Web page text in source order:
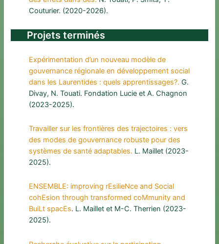
Couturier. (2020-2026).
Projets terminés
Expérimentation d’un nouveau modèle de
gouvernance régionale en développement social
dans les Laurentides : quels apprentissages?. G.
Divay, N. Touati. Fondation Lucie et A. Chagnon
(2023-2025).
Travailler sur les frontières des trajectoires : vers
des modes de gouvernance robuste pour des
systèmes de santé adaptables. L. Maillet (2023-
2025).
ENSEMBLE: improving rEsilieNce and Social
cohEsion through transformed coMmunity and
BuiLt spacEs. L. Maillet et M-C. Therrien (2023-
2025).